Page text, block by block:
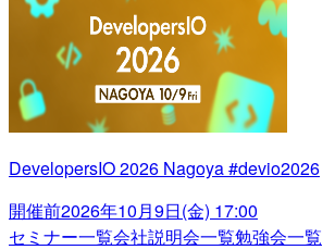
DevelopersIO 2026 Nagoya #devio2026
開催前2026年10月9日(金) 17:00
セミナー一覧会社説明会一覧勉強会一覧